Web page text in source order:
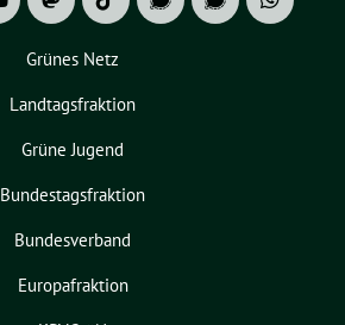
Grünes Netz
Landtagsfraktion
Grüne Jugend
Bundestagsfraktion
Bundesverband
Europafraktion